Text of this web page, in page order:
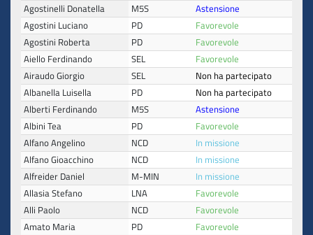
Agostinelli Donatella
M5S
Astensione
Agostini Luciano
PD
Favorevole
Agostini Roberta
PD
Favorevole
Aiello Ferdinando
SEL
Favorevole
Airaudo Giorgio
SEL
Non ha partecipato
Albanella Luisella
PD
Non ha partecipato
Alberti Ferdinando
M5S
Astensione
Albini Tea
PD
Favorevole
Alfano Angelino
NCD
In missione
Alfano Gioacchino
NCD
In missione
Alfreider Daniel
M-MIN
In missione
Allasia Stefano
LNA
Favorevole
Alli Paolo
NCD
Favorevole
Amato Maria
PD
Favorevole